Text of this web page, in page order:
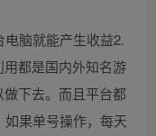
脑就能产生收益2.
都是国内外知名游
下去。而且平台都
果单号操作，每天